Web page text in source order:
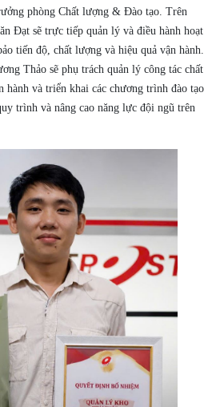
phòng Chất lượng & Đào tạo. Trên
Đạt sẽ trực tiếp quản lý và điều hành hoạt
tiến độ, chất lượng và hiệu quả vận hành.
Thảo sẽ phụ trách quản lý công tác chất
và triển khai các chương trình đào tạo
trình và nâng cao năng lực đội ngũ trên